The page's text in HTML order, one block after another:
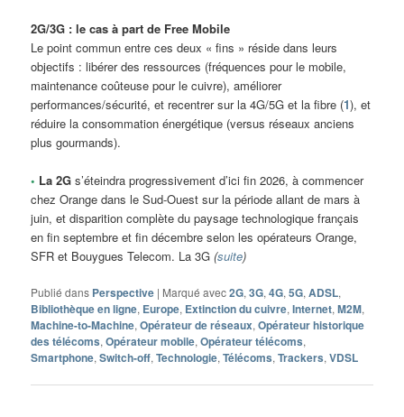
2G/3G : le cas à part de Free Mobile
Le point commun entre ces deux « fins » réside dans leurs
objectifs : libérer des ressources (fréquences pour le mobile,
maintenance coûteuse pour le cuivre), améliorer
performances/sécurité, et recentrer sur la 4G/5G et la fibre (1), et
réduire la consommation énergétique (versus réseaux anciens
plus gourmands).
• La 2G s’éteindra progressivement d’ici fin 2026, à commencer
chez Orange dans le Sud-Ouest sur la période allant de mars à
juin, et disparition complète du paysage technologique français
en fin septembre et fin décembre selon les opérateurs Orange,
SFR et Bouygues Telecom. La 3G(suite)
Publié dans Perspective | Marqué avec2G,3G,4G,5G,ADSL,
Bibliothèque en ligne, Europe, Extinction du cuivre,Internet,M2M,
Machine-to-Machine,Opérateur de réseaux,Opérateur historique
des télécoms,Opérateur mobile,Opérateur télécoms,
Smartphone,Switch-off,Technologie,Télécoms,Trackers,VDSL